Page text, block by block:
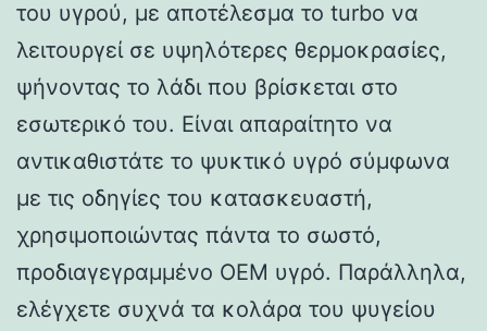
του υγρού, με αποτέλεσμα το turbo να
λειτουργεί σε υψηλότερες θερμοκρασίες,
ψήνοντας το λάδι που βρίσκεται στο
εσωτερικό του. Είναι απαραίτητο να
αντικαθιστάτε το ψυκτικό υγρό σύμφωνα
με τις οδηγίες του κατασκευαστή,
χρησιμοποιώντας πάντα το σωστό,
προδιαγεγραμμένο OEM υγρό. Παράλληλα,
ελέγχετε συχνά τα κολάρα του ψυγείου